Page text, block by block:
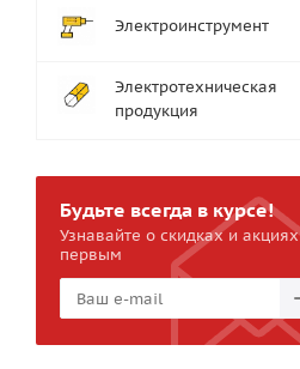
Электроинструмент
Электротехническая
продукция
Будьте всегда в курсе!
Узнавайте о скидках и акциях
первым